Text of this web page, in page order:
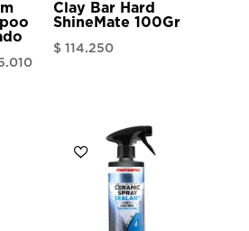
Rango
$ 228.500
Clay Bar Hard
ShineMate 100Gr
$ 114.250